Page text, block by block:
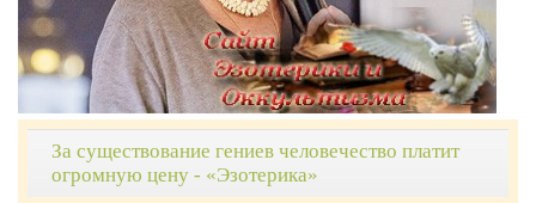
За существование гениев человечество платит
огромную цену - «Эзотерика»